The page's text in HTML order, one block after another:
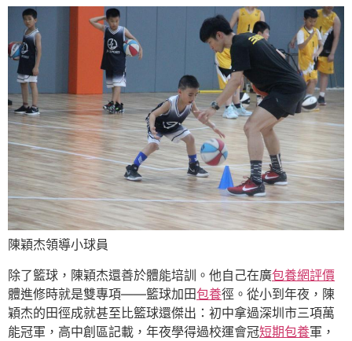
陳穎杰領導小球員
除了籃球，陳穎杰還善於體能培訓。他自己在廣包養網評價
體進修時就是雙專項——籃球加田包養徑。從小到年夜，陳
穎杰的田徑成就甚至比籃球還傑出：初中拿過深圳市三項萬
能冠軍，高中創區記載，年夜學得過校運會冠短期包養軍，